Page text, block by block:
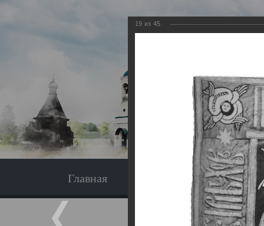
Главная Экскурсия
19 из 45